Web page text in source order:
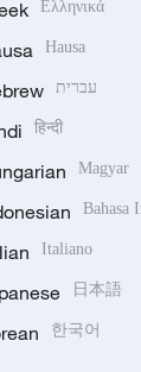
Ελληνικά
Hausa
עברית
हिन्दी
Magyar
Bahasa
Italiano
日本語
한국어